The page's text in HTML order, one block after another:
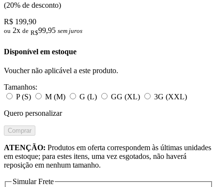
(20% de desconto)
R$ 199,90
ou 2x de R$99,95 sem juros
Disponível em estoque
Voucher não aplicável a este produto.
Tamanhos:
P (S)
M (M) G (L) GG (XL)
3G (XXL)
Quero personalizar
Comprar
ATENÇÃO: Produtos em oferta correspondem às últimas unidades
em estoque; para estes itens, uma vez esgotados, não haverá
reposição em nenhum tamanho.
Simular Frete